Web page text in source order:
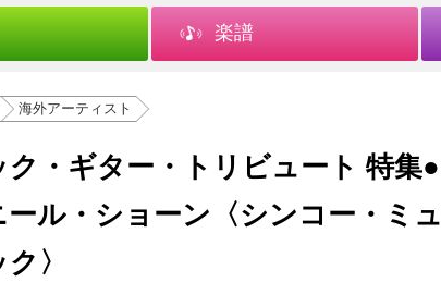
楽譜
海外アーティスト
ク・ギター・トリビュート 特集
ール・ショーン〈シンコー・ミ
〉